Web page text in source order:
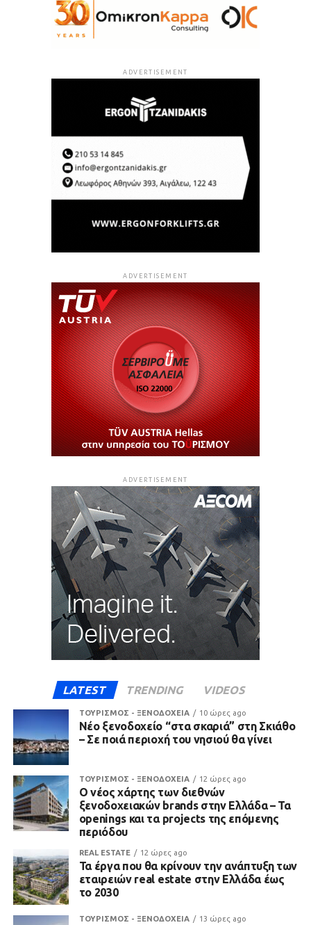
ADVERTISEMENT
ADVERTISEMENT
ADVERTISEMENT
LATEST TRENDING VIDEOS
ΤΟΥΡΙΣΜΟΣ - ΞΕΝΟΔΟΧΕΙΑ 10 ώρες ago
Νέο ξενοδοχείο “στα σκαριά” στη Σκιάθο
– Σε ποιά περιοχή του νησιού θα γίνει
ΤΟΥΡΙΣΜΟΣ - ΞΕΝΟΔΟΧΕΙΑ 12 ώρες ago
Ο νέος χάρτης των διεθνών
ξενοδοχειακών brands στην Ελλάδα – Τα
openings και τα projects της επόμενης
περιόδου
REAL ESTATE 12 ώρες ago
Τα έργα που θα κρίνουν την ανάπτυξη των
εταιρειών real estate στην Ελλάδα έως
το 2030
ΤΟΥΡΙΣΜΟΣ - ΞΕΝΟΔΟΧΕΙΑ 13 ώρες ago